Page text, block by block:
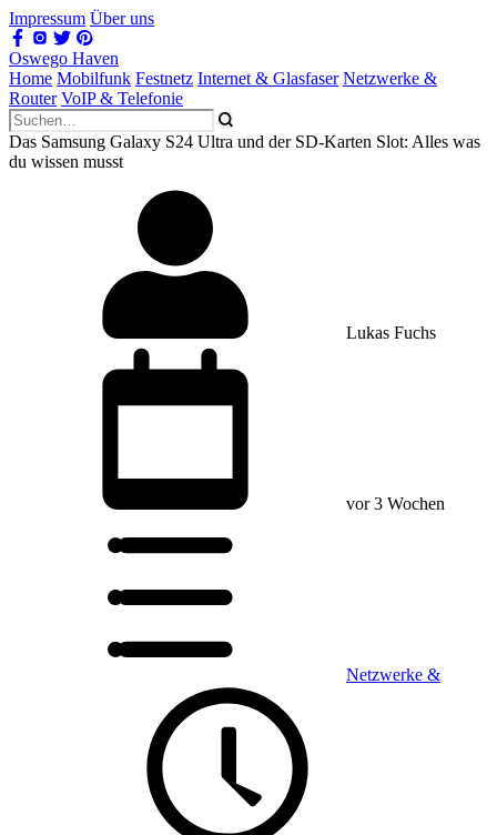
Impressum Über uns
Oswego Haven
Home Mobilfunk Festnetz Internet & Glasfaser Netzwerke &
Router VoIP & Telefonie
Das Samsung Galaxy S24 Ultra und der SD-Karten Slot: Alles was
du wissen musst
Lukas Fuchs
vor 3 Wochen
Netzwerke &